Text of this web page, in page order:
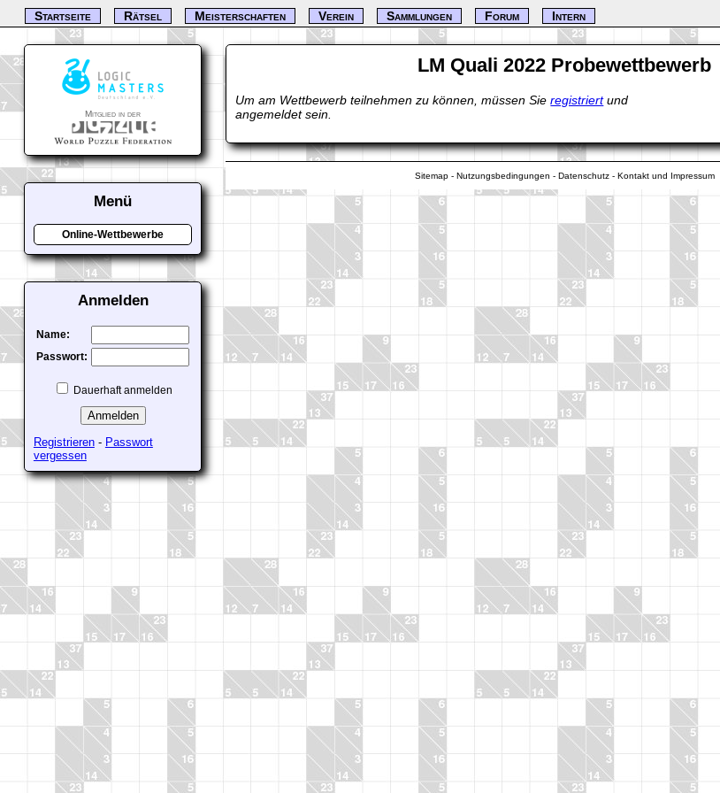
LM Quali 2022 Probewettbewerb
Um am Wettbewerb teilnehmen zu können, müssen Sieregistriertund
angemeldet sein.
Startseite Rätsel Meisterschaften Verein Sammlungen Forum Intern
Mitglied in der
Menü
Online-Wettbewerbe
Anmelden
Name:
Passwort:
Dauerhaft anmelden
Registrieren- Passwort
vergessen
Sitemap- Nutzungsbedingungen - Datenschutz- Kontakt und Impressum